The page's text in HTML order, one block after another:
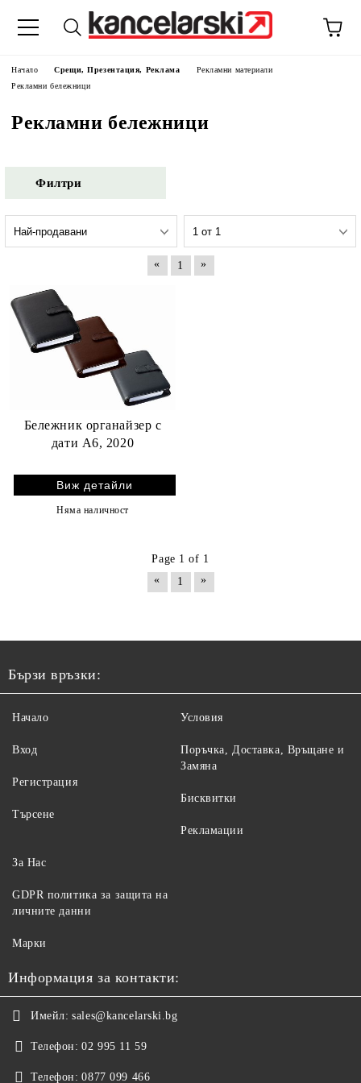
Начало Срещи, Презентация, Реклама
Рекламни материали
Рекламни бележници
Рекламни бележници
Филтри
« 1 »
Бележник органайзер с
дати А6, 2020
Виж детайли
Няма наличност
Page 1 of 1
«
1 »
Бързи връзки:
Начало
Вход
Регистрация
Търсене
Условия
Поръчка, Доставка, Връщане и
Замяна
Бисквитки
Рекламации
За Нас
GDPR политика за защита на
личните данни
Марки
Информация за контакти:
Имейл: sales@kancelarski.bg
Телефон: 02 995 11 59
Телефон: 0877 099 466